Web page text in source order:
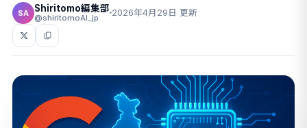
SA Shiritomo編集部
@shiritomoAI_jp 2026年4月29日 更新